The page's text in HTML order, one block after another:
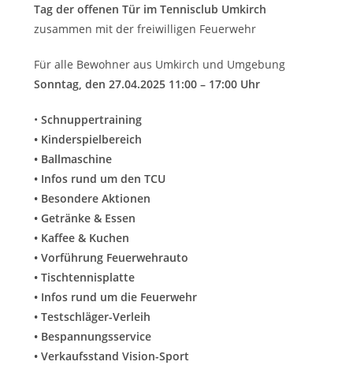
Tag der offenen Tür im Tennisclub Umkirch
zusammen mit der freiwilligen Feuerwehr
Für alle Bewohner aus Umkirch und Umgebung
Sonntag, den 27.04.2025 11:00 – 17:00 Uhr
• Schnuppertraining
• Kinderspielbereich
• Ballmaschine
• Infos rund um den TCU
• Besondere Aktionen
• Getränke & Essen
• Kaffee & Kuchen
• Vorführung Feuerwehrauto
• Tischtennisplatte
• Infos rund um die Feuerwehr
• Testschläger-Verleih
• Bespannungsservice
• Verkaufsstand Vision-Sport